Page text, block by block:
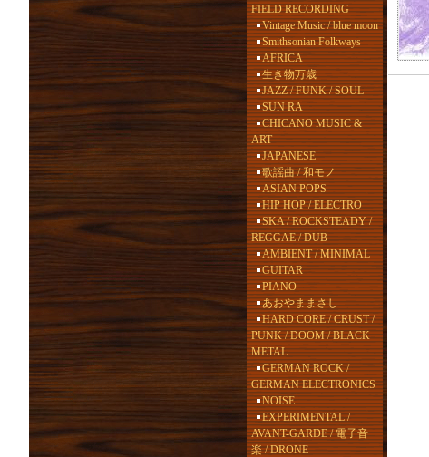
FIELD RECORDING
Vintage Music / blue moon
Smithsonian Folkways
AFRICA
生き物万歳
JAZZ / FUNK / SOUL
SUN RA
CHICANO MUSIC &
ART
JAPANESE
歌謡曲 / 和モノ
ASIAN POPS
HIP HOP / ELECTRO
SKA / ROCKSTEADY /
REGGAE / DUB
AMBIENT / MINIMAL
GUITAR
PIANO
あおやままさし
HARD CORE / CRUST /
PUNK / DOOM / BLACK
METAL
GERMAN ROCK /
GERMAN ELECTRONICS
NOISE
EXPERIMENTAL /
AVANT-GARDE / 電子音
楽 / DRONE